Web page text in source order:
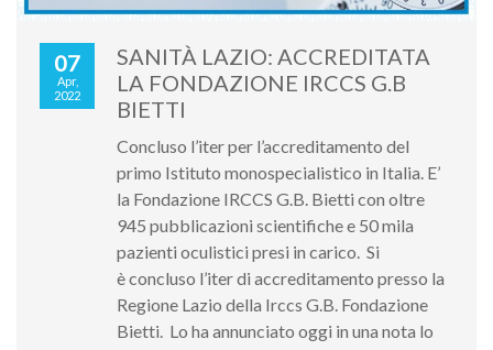
07
Apr,
2022
SANITÀ LAZIO: ACCREDITATA
LA FONDAZIONE IRCCS G.B
BIETTI
Concluso l’iter per l’accreditamento del
primo Istituto monospecialistico in Italia. E’
la Fondazione IRCCS G.B. Bietti con oltre
945 pubblicazioni scientifiche e 50 mila
pazienti oculistici presi in carico. Si
è concluso l’iter di accreditamento presso la
Regione Lazio della Irccs G.B. Fondazione
Bietti. Lo ha annunciato oggi in una nota lo